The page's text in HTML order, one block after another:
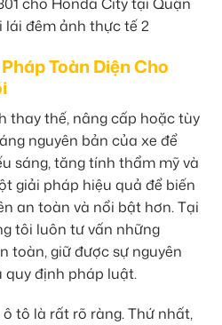
Toàn Diện Cho
thay thế, nâng cấp hoặc tùy
nguyên bản của xe để
sáng, tăng tính thẩm mỹ và
giải pháp hiệu quả để biến
an toàn và nổi bật hơn. Tại
tôi luôn tư vấn những
toàn, giữ được sự nguyên
quy định pháp luật.
tô là rất rõ ràng. Thứ nhất,